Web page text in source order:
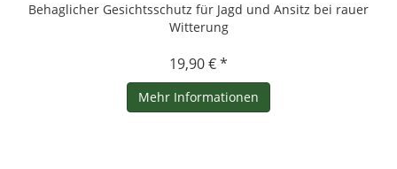
Behaglicher Gesichtsschutz für Jagd und Ansitz bei rauer
Witterung
19,90 € *
Mehr Informationen